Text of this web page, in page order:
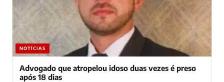
NOTÍCIAS
Advogado que atropelou idoso duas vezes é preso
após 18 dias